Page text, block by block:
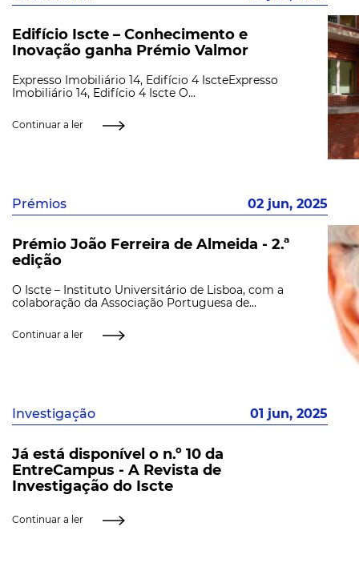
Edifício Iscte – Conhecimento e
Inovação ganha Prémio Valmor
Expresso Imobiliário 14, Edifício 4 IscteExpresso
Imobiliário 14, Edifício 4 Iscte O...
Continuar a ler
Prémios 02 jun, 2025
Prémio João Ferreira de Almeida - 2.ª
edição
O Iscte – Instituto Universitário de Lisboa, com a
colaboração da Associação Portuguesa de...
Continuar a ler
Investigação 01 jun, 2025
Já está disponível o n.º 10 da
EntreCampus - A Revista de
Investigação do Iscte
Continuar a ler